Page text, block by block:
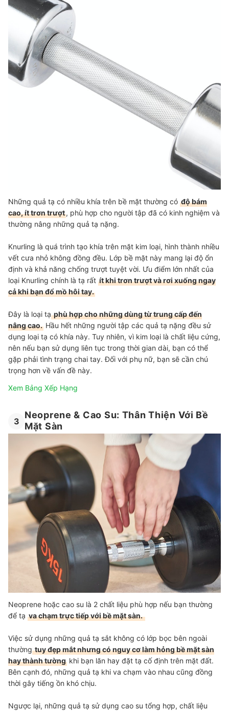
Những quả tạ có nhiều khía trên bề mặt thường có độ bám
cao, ít trơn trượt, phù hợp cho người tập đã có kinh nghiệm và
thường nâng những quả tạ nặng.
Knurling là quá trình tạo khía trên mặt kim loại, hình thành nhiều
vết cưa nhỏ không đồng đều. Lớp bề mặt này mang lại độ ổn
định và khả năng chống trượt tuyệt vời. Ưu điểm lớn nhất của
loại Knurling chính là tạ rất ít khi trơn trượt và rơi xuống ngay
cả khi bạn đổ mồ hôi tay.
Đây là loại tạphù hợp cho những dùng từ trung cấp đến
nâng cao. Hầu hết những người tập các quả tạ nặng đều sử
dụng loại tạ có khía này. Tuy nhiên, vì kim loại là chất liệu cứng,
nên nếu bạn sử dụng liên tục trong thời gian dài, bạn có thể
gặp phải tình trạng chai tay. Đối với phụ nữ, bạn sẽ cần chú
trọng hơn về vấn đề này.
Xem Bảng Xếp Hạng
3
Neoprene & Cao Su: Thân Thiện Với Bề
Mặt Sàn
Neoprene hoặc cao su là 2 chất liệu phù hợp nếu bạn thường
để tạ va chạm trực tiếp với bề mặt sàn.
Việc sử dụng những quả tạ sắt không có lớp bọc bên ngoài
thườngtuy đẹp mắt nhưng có nguy cơ làm hỏng bề mặt sàn
hay thành tường khi bạn lăn hay đặt tạ cố định trên mặt đất.
Bên cạnh đó, những quả tạ khi va chạm vào nhau cũng đồng
thời gây tiếng ồn khó chịu.
Ngược lại, những quả tạ sử dụng cao su tổng hợp, chất liệu